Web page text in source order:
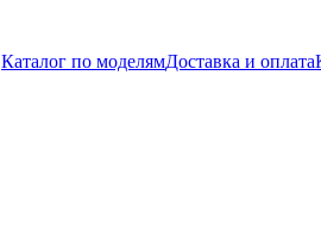
Каталог по моделямДоставка и оплата